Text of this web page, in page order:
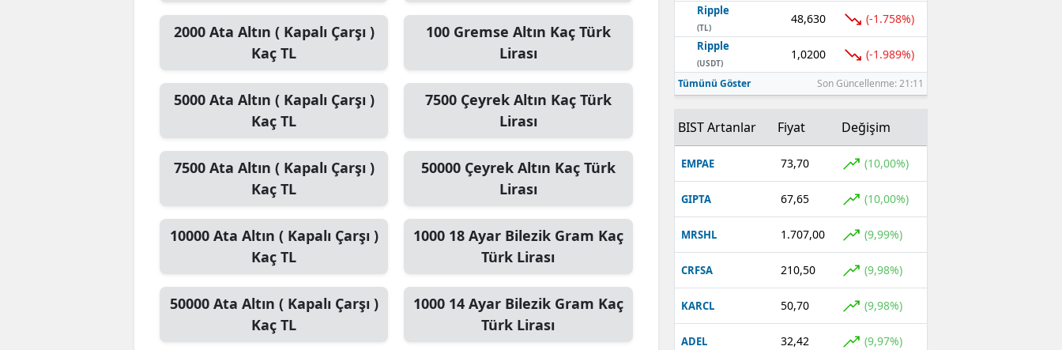
2000 Ata Altın ( Kapalı Çarşı )
Kaç TL
5000 Ata Altın ( Kapalı Çarşı )
Kaç TL
7500 Ata Altın ( Kapalı Çarşı )
Kaç TL
10000 Ata Altın ( Kapalı Çarşı )
Kaç TL
50000 Ata Altın ( Kapalı Çarşı )
Kaç TL
100 Gremse Altın Kaç Türk
Lirası
7500 Çeyrek Altın Kaç Türk
Lirası
50000 Çeyrek Altın Kaç Türk
Lirası
1000 18 Ayar Bilezik Gram Kaç
Türk Lirası
1000 14 Ayar Bilezik Gram Kaç
Türk Lirası
Ripple
(TL)
48,630 (-1.758%)
Ripple
(USDT)
1,0200 (-1.989%)
Tümünü Göster Son Güncellenme: 21:11
BIST Artanlar Fiyat Değişim
EMPAE 73,70 (10,00%)
GIPTA 67,65 (10,00%)
MRSHL 1.707,00 (9,99%)
CRFSA 210,50 (9,98%)
KARCL 50,70 (9,98%)
ADEL 32,42 (9,97%)